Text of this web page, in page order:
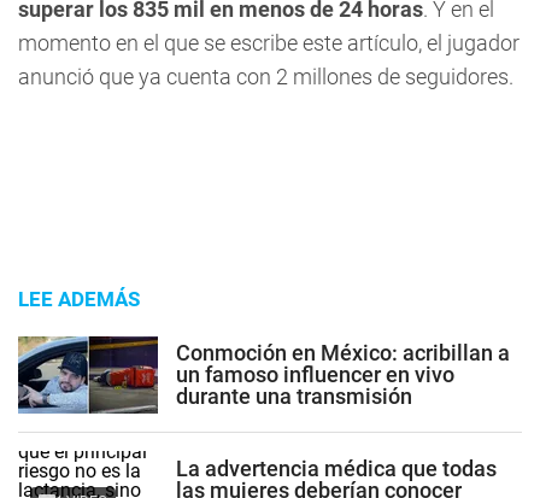
superar los 835 mil en menos de 24 horas. Y en el
momento en el que se escribe este artículo, el jugador
anunció que ya cuenta con 2 millones de seguidores.
LEE ADEMÁS
Conmoción en México: acribillan a
un famoso influencer en vivo
durante una transmisión
La advertencia médica que todas
las mujeres deberían conocer